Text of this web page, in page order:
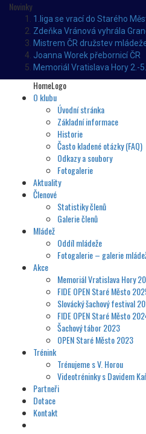
Novinky
1.liga se vrací do Starého
Zdeňka Vránová vyhrála
Mistrem ČR družstev
Joanna Worek přebornicí ČR
Memoriál Vratislava Hory 2.-
HomeLogo
O klubu
Úvodní stránka
Základní informace
Historie
Často kladené otázky (FAQ)
Odkazy a soubory
Fotogalerie
Aktuality
Členové
Statistiky členů
Galerie členů
Mládež
Oddíl mládeže
Fotogalerie – galerie
Akce
Memoriál Vratislava Hory
FIDE OPEN Staré Město
Slovácký šachový festival
FIDE OPEN Staré Město
Šachový tábor 2023
OPEN Staré Město 2023
Trénink
Trénujeme s V. Horou
Videotréninky s Davidem
Partneři
Dotace
Kontakt